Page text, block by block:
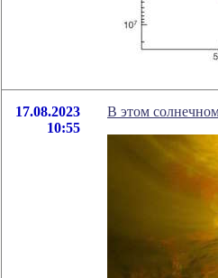
17.08.2023
10:55
В этом